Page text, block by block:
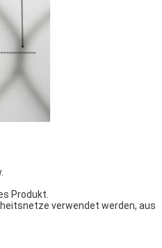
Produkt.
verwendet werden, aus